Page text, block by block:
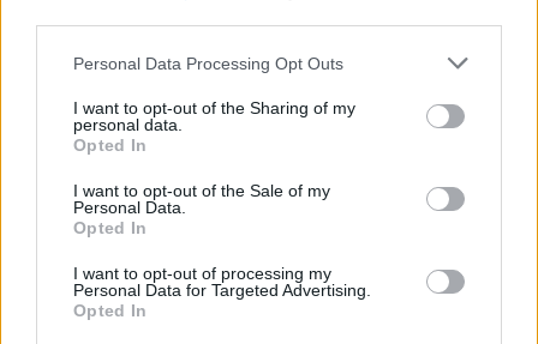
Please note that this website/app uses one or more Google
not limited to your visit or usage behaviour. You may click to
grant or deny consent to Google and its third-party tags to
use your data for below specified purposes in below Google
consent section.
Personal Data Processing Opt Outs
I want to opt-out of the Sharing of my
personal data.
Opted In
I want to opt-out of the Sale of my
Personal Data.
Opted In
I want to opt-out of processing my
Personal Data for Targeted Advertising.
Opted In
μόνο 2 ημέρες στα χέρια σας
ΑΣΕΠ: Εξ αποστάσεως η πιο Εύκολη
Πιστοποίηση Υπολογιστών σε 2